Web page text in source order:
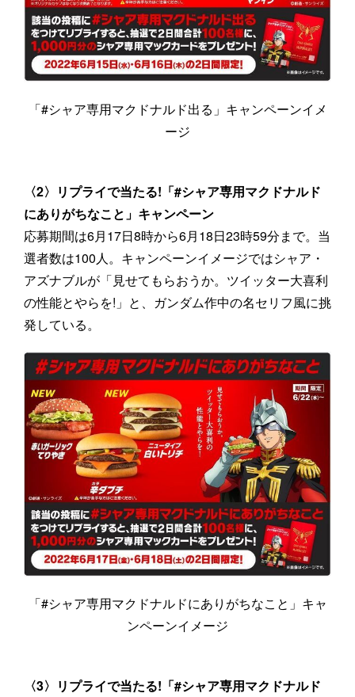
「#シャア専用マクドナルド出る」キャンペーンイメ
ージ
〈2〉リプライで当たる!「#シャア専用マクドナルド
にありがちなこと」キャンペーン
応募期間は6月17日8時から6月18日23時59分まで。当
選者数は100人。キャンペーンイメージではシャア・
アズナブルが「見せてもらおうか。ツイッター大喜利
の性能とやらを!」と、ガンダム作中の名セリフ風に挑
発している。
「#シャア専用マクドナルドにありがちなこと」キャ
ンペーンイメージ
〈3〉リプライで当たる!「#シャア専用マクドナルド